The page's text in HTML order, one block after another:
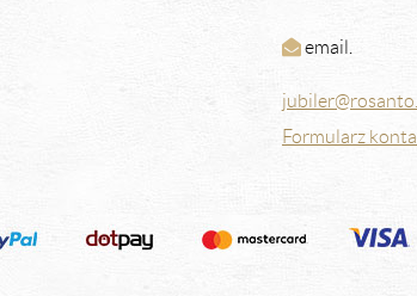
email.
Formularz